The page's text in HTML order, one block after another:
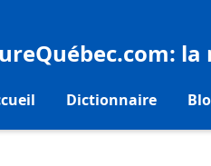
: la
Dictionnaire